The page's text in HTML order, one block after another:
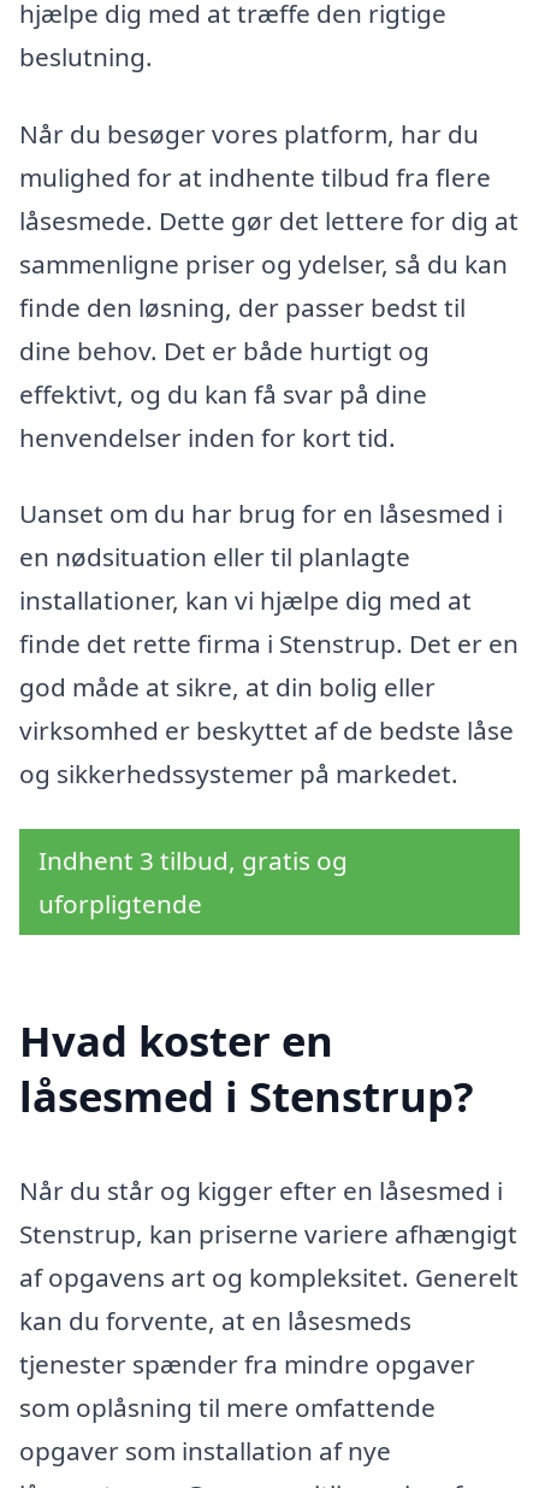
hjælpe dig med at træffe den rigtige
beslutning.
Når du besøger vores platform, har du
mulighed for at indhente tilbud fra flere
låsesmede. Dette gør det lettere for dig at
sammenligne priser og ydelser, så du kan
finde den løsning, der passer bedst til
dine behov. Det er både hurtigt og
effektivt, og du kan få svar på dine
henvendelser inden for kort tid.
Uanset om du har brug for en låsesmed i
en nødsituation eller til planlagte
installationer, kan vi hjælpe dig med at
finde det rette firma i Stenstrup. Det er en
god måde at sikre, at din bolig eller
virksomhed er beskyttet af de bedste låse
og sikkerhedssystemer på markedet.
Indhent 3 tilbud, gratis og
uforpligtende
Hvad koster en
låsesmed i Stenstrup?
Når du står og kigger efter en låsesmed i
Stenstrup, kan priserne variere afhængigt
af opgavens art og kompleksitet. Generelt
kan du forvente, at en låsesmeds
tjenester spænder fra mindre opgaver
som oplåsning til mere omfattende
opgaver som installation af nye